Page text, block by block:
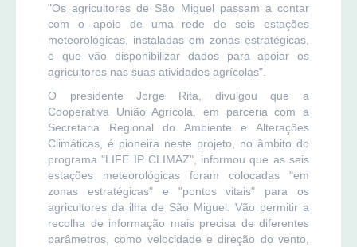
"Os agricultores de São Miguel passam a contar
com o apoio de uma rede de seis estações
meteorológicas, instaladas em zonas estratégicas,
e que vão disponibilizar dados para apoiar os
agricultores nas suas atividades agrícolas".
O presidente Jorge Rita, divulgou que a
Cooperativa União Agrícola, em parceria com a
Secretaria Regional do Ambiente e Alterações
Climáticas, é pioneira neste projeto, no âmbito do
programa "LIFE IP CLIMAZ", informou que as seis
estações meteorológicas foram colocadas "em
zonas estratégicas" e "pontos vitais" para os
agricultores da ilha de São Miguel. Vão permitir a
recolha de informação mais precisa de diferentes
parâmetros, como velocidade e direção do vento,